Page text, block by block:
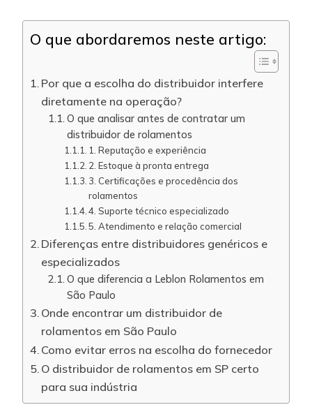
O que abordaremos neste artigo:
Por que a escolha do distribuidor interfere
diretamente na operação?
O que analisar antes de contratar um
distribuidor de rolamentos
1. Reputação e experiência
2. Estoque à pronta entrega
3. Certificações e procedência dos
rolamentos
4. Suporte técnico especializado
5. Atendimento e relação comercial
Diferenças entre distribuidores genéricos e
especializados
O que diferencia a Leblon Rolamentos em
São Paulo
Onde encontrar um distribuidor de
rolamentos em São Paulo
Como evitar erros na escolha do fornecedor
O distribuidor de rolamentos em SP certo
para sua indústria